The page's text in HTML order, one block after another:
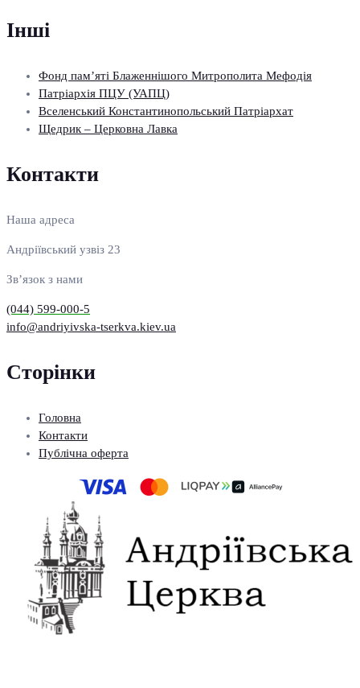
Інші
Фонд пам’яті Блаженнішого Митрополита Мефодія
Патріархія ПЦУ (УАПЦ)
Вселенський Константинопольський Патріархат
Щедрик – Церковна Лавка
Контакти
Наша адреса
Андріївський узвіз 23
Зв’язок з нами
(044) 599-000-5
info@andriyivska-tserkva.kiev.ua
Сторінки
Головна
Контакти
Публічна оферта